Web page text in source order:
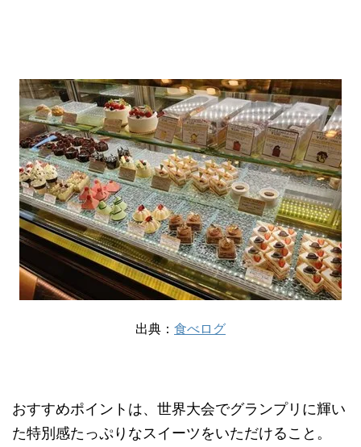
出典： 食べログ
おすすめポイントは、世界大会でグランプリに輝い
た特別感たっぷりなスイーツをいただけること。